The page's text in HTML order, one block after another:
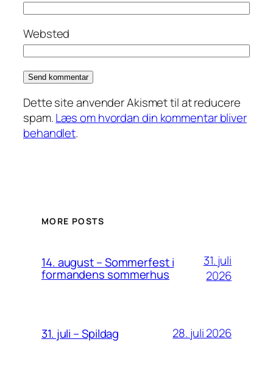
Websted
Dette site anvender Akismet til at reducere
spam.Læs om hvordan din kommentar bliver
behandlet.
MORE POSTS
14. august – Sommerfest i
formandens sommerhus
31. juli
2026
31. juli – Spildag 28. juli 2026